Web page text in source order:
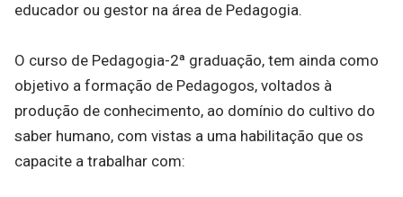
educador ou gestor na área de Pedagogia.
O curso de Pedagogia-2ª graduação, tem ainda como
objetivo a formação de Pedagogos, voltados à
produção de conhecimento, ao domínio do cultivo do
saber humano, com vistas a uma habilitação que os
capacite a trabalhar com: